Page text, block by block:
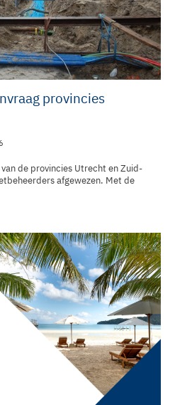
provincies
de provincies Utrecht en Zuid-
afgewezen. Met de